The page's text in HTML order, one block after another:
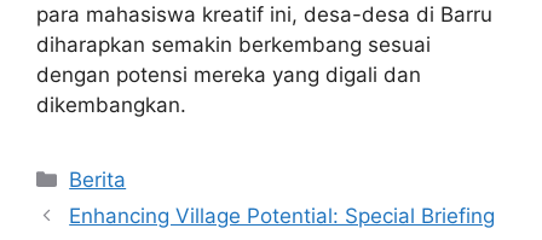
para mahasiswa kreatif ini, desa-desa di Barru
diharapkan semakin berkembang sesuai
dengan potensi mereka yang digali dan
dikembangkan.
Kategori
Berita
Enhancing Village Potential: Special Briefing